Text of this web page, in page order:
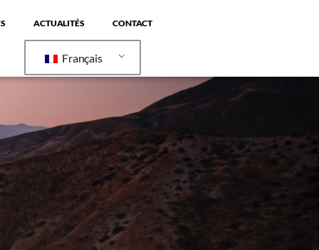
ACTUALITÉS CONTACT
Français